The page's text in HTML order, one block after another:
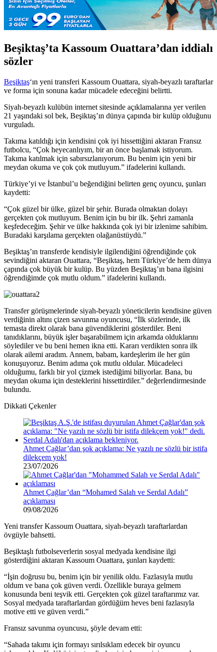
Beşiktaş’ta Kassoum Ouattara’dan iddialı
sözler
Beşiktaş‘ın yeni transferi Kassoum Ouattara, siyah-beyazlı taraftarlar
ve forma için sonuna kadar mücadele edeceğini belirtti.
Siyah-beyazlı kulübün internet sitesinde açıklamalarına yer verilen
21 yaşındaki sol bek, Beşiktaş’ın dünya çapında bir kulüp olduğunu
vurguladı.
Takıma katıldığı için kendisini çok iyi hissettiğini aktaran Fransız
futbolcu, “Çok heyecanlıyım, bir an önce başlamak istiyorum.
Takıma katılmak için sabırsızlanıyorum. Bu benim için yeni bir
meydan okuma ve çok çok mutluyum.” ifadelerini kullandı.
Türkiye’yi ve İstanbul’u beğendiğini belirten genç oyuncu, şunları
kaydetti:
“Çok güzel bir ülke, güzel bir şehir. Burada olmaktan dolayı
gerçekten çok mutluyum. Benim için bu bir ilk. Şehri zamanla
keşfedeceğim. Şehir ve ülke hakkında çok iyi bir izlenime sahibim.
Buradaki karşılama gerçekten olağanüstüydü.”
Beşiktaş’ın transferde kendisiyle ilgilendiğini öğrendiğinde çok
sevindiğini aktaran Ouattara, “Beşiktaş, hem Türkiye’de hem dünya
çapında çok büyük bir kulüp. Bu yüzden Beşiktaş’ın bana ilgisini
öğrendiğimde çok mutlu oldum.” ifadelerini kullandı.
Transfer görüşmelerinde siyah-beyazlı yöneticilerin kendisine güven
verdiğinin altını çizen savunma oyuncusu, “İlk sözlerinde, ilk
temasta direkt olarak bana güvendiklerini gösterdiler. Beni
tanıdıklarını, büyük işler başarabilmem için arkamda olduklarını
söylediler ve bu beni hemen ikna etti. Kararı verdikten sonra ilk
olarak ailemi aradım. Annem, babam, kardeşlerim ile her gün
konuşuyoruz. Benim adıma çok mutlu oldular. Mücadeleci
olduğumu, farklı bir yol çizmek istediğimi biliyorlar. Bana, bu
meydan okuma için desteklerini hissettirdiler.” değerlendirmesinde
bulundu.
Dikkati Çekenler
Ahmet Çağlar’dan şok açıklama: Ne yazılı ne sözlü bir istifa
dilekçem yok!
23/07/2026
Ahmet Çağlar’dan “Mohamed Salah ve Serdal Adalı”
açıklaması
09/08/2026
Yeni transfer Kassoum Ouattara, siyah-beyazlı taraftarlardan
övgüyle bahsetti.
Beşiktaşlı futbolseverlerin sosyal medyada kendisine ilgi
gösterdiğini aktaran Kassoum Ouattara, şunları kaydetti:
“İşin doğrusu bu, benim için bir yenilik oldu. Fazlasıyla mutlu
oldum ve bana çok güven verdi. Özellikle buraya gelmem
konusunda beni teşvik etti. Gerçekten çok güzel taraftarımız var.
Sosyal medyada taraftarlardan gördüğüm heves beni fazlasıyla
motive etti ve güven verdi.”
Fransız savunma oyuncusu, şöyle devam etti:
“Sahada takımı için formayı sırılsıklam edecek bir oyuncu